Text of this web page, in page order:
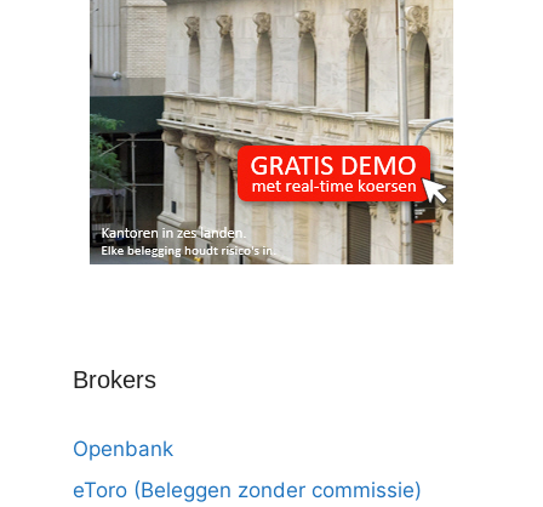
Brokers
Openbank
eToro (Beleggen zonder commissie)